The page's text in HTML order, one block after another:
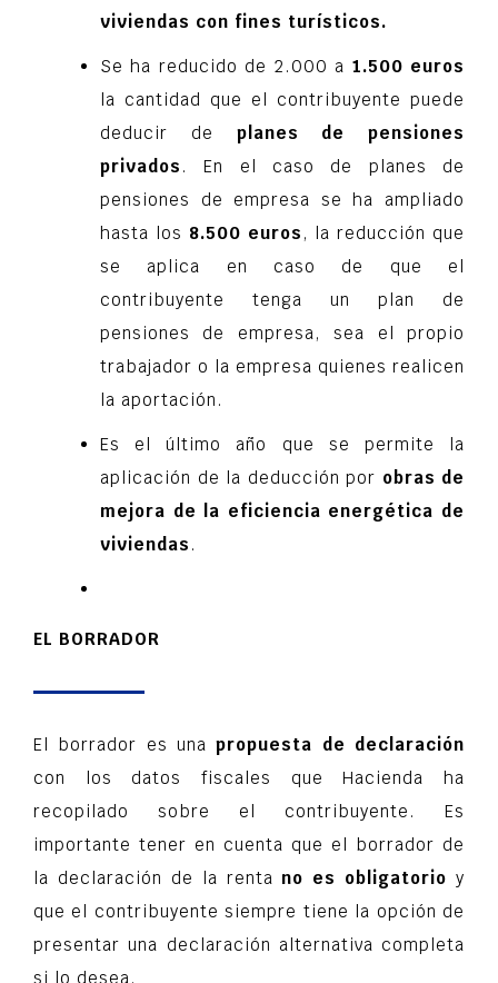
viviendas con fines turísticos.
Se ha reducido de 2.000 a 1.500 euros
la cantidad que el contribuyente puede
deducir de planes de pensiones
privados . En el caso de planes de
pensiones de empresa se ha ampliado
hasta los 8.500 euros , la reducción que
se aplica en caso de que el
contribuyente tenga un plan de
pensiones de empresa, sea el propio
trabajador o la empresa quienes realicen
la aportación.
Es el último año que se permite la
aplicación de la deducción por obras de
mejora de la eficiencia energética de
viviendas .
EL BORRADOR
El borrador es unapropuesta de declaración
con los datos fiscales que Hacienda ha
recopilado sobre el contribuyente. Es
importante tener en cuenta que el borrador de
la declaración de la renta no es obligatorio y
que el contribuyente siempre tiene la opción de
presentar una declaración alternativa completa
si lo desea.